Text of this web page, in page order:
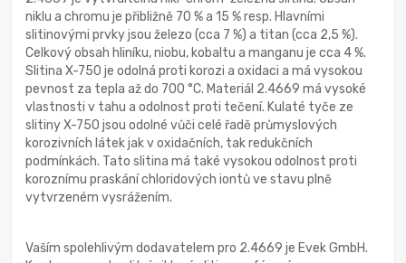
niklu a chromu je přibližně 70 % a 15 % resp. Hlavními
slitinovými prvky jsou železo (cca 7 %) a titan (cca 2,5 %).
Celkový obsah hliníku, niobu, kobaltu a manganu je cca 4 %.
Slitina X-750 je odolná proti korozi a oxidaci a má vysokou
pevnost za tepla až do 700 °C. Materiál 2.4669 má vysoké
vlastnosti v tahu a odolnost proti tečení. Kulaté tyče ze
slitiny X-750 jsou odolné vůči celé řadě průmyslových
korozivních látek jak v oxidačních, tak redukčních
podmínkách. Tato slitina má také vysokou odolnost proti
koroznímu praskání chloridových iontů ve stavu plně
vytvrzeném vysrážením.
Vaším spolehlivým dodavatelem pro 2.4669 je Evek GmbH.